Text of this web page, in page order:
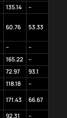
135.14 –
60.76 53.33
–
–
165.22
–
72.97
93.1
118.18
–
171.43
66.67
92.31
–